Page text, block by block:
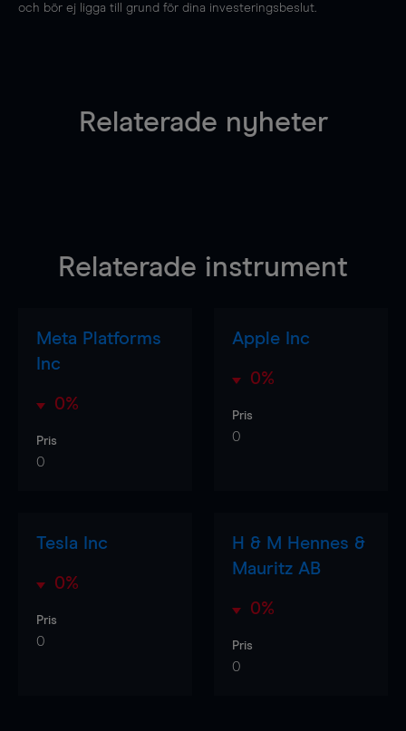
och bör ej ligga till grund för dina investeringsbeslut.
Relaterade nyheter
Relaterade instrument
Meta Platforms
Inc
0%
Pris
0
Apple Inc
0%
Pris
0
Tesla Inc
0%
Pris
0
H & M Hennes &
Mauritz AB
0%
Pris
0